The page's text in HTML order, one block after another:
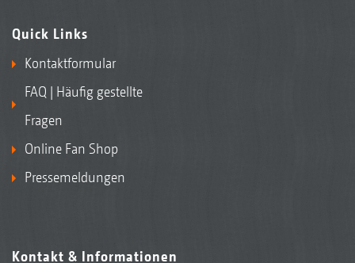
Quick Links
Kontaktformular
FAQ | Häufig gestellte
Fragen
Online Fan Shop
Pressemeldungen
Kontakt & Informationen